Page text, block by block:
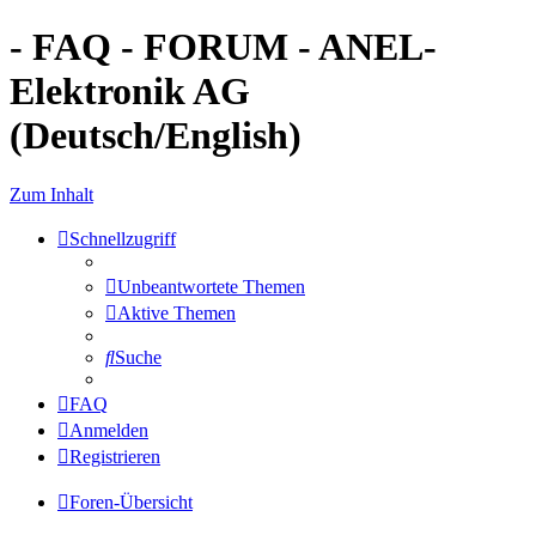
- FAQ - FORUM - ANEL-
Elektronik AG
(Deutsch/English)
Zum Inhalt
Schnellzugriff
Unbeantwortete Themen
Aktive Themen
Suche
FAQ
Anmelden
Registrieren
Foren-Übersicht